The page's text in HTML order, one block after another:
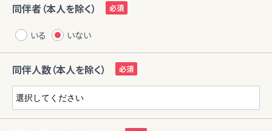
同伴者（本人を除く）
いる いない
同伴人数（本人を除く）